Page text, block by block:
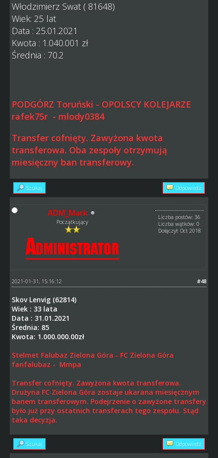
Włodzimierz Swat ( 81648)
Wiek: 25 lat
Data : 25.01.2021
Kwota : 1.040.001 zł
Średnia : 70.2
PODGÓRZ Toruński - OPOLSCY KOLEJARZE
rafek75r - mlody0384
Transfer cofnięty. Zawyżona kwota
transferowa. Oba zespoły otrzymują
miesięczny ban transferowy.
Szukaj Odpowiedz
ADM_Mark
Początkujący
Liczba postów: 36
Liczba wątków: 0
Dołączył: Oct 2018
#48
2021-01-31, 15:16:12
Skov Lenvig (62814)
Wiek : 33 lata
Data : 31.01.2021
Średnia: 85
Kwota: 1.000.000.00zł
Stelmet Falubaz Zielona Góra - FC Zielona Góra
fanfalubaz - Mmpa
Transfer cofnięty. Zawyżona kwota transferowa.
Drużyna FC Zielona Góra zostaje ukarana miesięcznym
banem transferowym. Podejrzenie o zawyżone transfery
było już przy ostatnich transferach tego zespołu. Stąd
taka decyzja.
Szukaj Odpowiedz